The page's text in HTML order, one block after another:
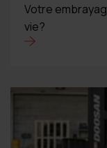
Votre
vie?